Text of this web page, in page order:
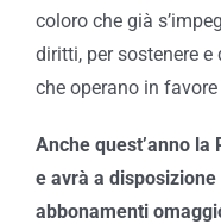
coloro che già
diritti, per sostenere
che operano in
Anche quest’anno la
e avrà a
abbonamenti